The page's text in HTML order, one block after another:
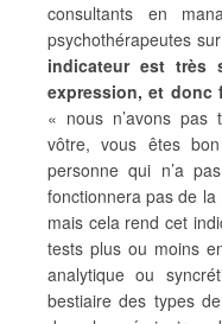
consultants en
psychothérapeutes
indicateur est très
expression, et donc
« nous n’avons pas
vôtre, vous êtes
personne qui n’a
fonctionnera pas de la
mais cela rend cet
tests plus ou moins
analytique ou
bestiaire des types